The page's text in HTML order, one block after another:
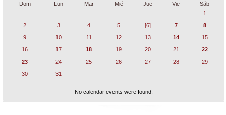
Dom
Lun Mar Mié Jue Vie
Sáb
1
2
3 4 5 [6] 7
8
9
10 11 12 13 14
15
16
17 18 19 20 21
22
23
24 25 26 27 28
29
30
31
No calendar events were found.